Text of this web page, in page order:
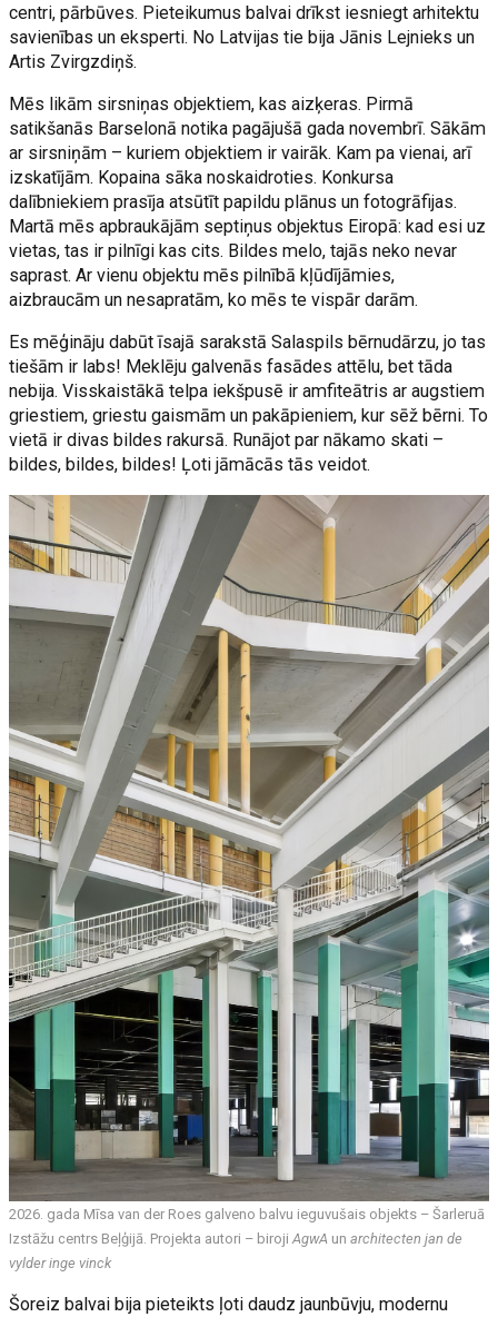
centri, pārbūves. Pieteikumus balvai drīkst iesniegt arhitektu
savienības un eksperti. No Latvijas tie bija Jānis Lejnieks un
Artis Zvirgzdiņš.
Mēs likām sirsniņas objektiem, kas aizķeras. Pirmā
satikšanās Barselonā notika pagājušā gada novembrī. Sākām
ar sirsniņām – kuriem objektiem ir vairāk. Kam pa vienai, arī
izskatījām. Kopaina sāka noskaidroties. Konkursa
dalībniekiem prasīja atsūtīt papildu plānus un fotogrāfijas.
Martā mēs apbraukājām septiņus objektus Eiropā: kad esi uz
vietas, tas ir pilnīgi kas cits. Bildes melo, tajās neko nevar
saprast. Ar vienu objektu mēs pilnībā kļūdījāmies,
aizbraucām un nesapratām, ko mēs te vispār darām.
Es mēģināju dabūt īsajā sarakstā Salaspils bērnudārzu, jo tas
tiešām ir labs! Meklēju galvenās fasādes attēlu, bet tāda
nebija. Visskaistākā telpa iekšpusē ir amfiteātris ar augstiem
griestiem, griestu gaismām un pakāpieniem, kur sēž bērni. To
vietā ir divas bildes rakursā. Runājot par nākamo skati –
bildes, bildes, bildes! Ļoti jāmācās tās veidot.
2026. gada Mīsa van der Roes galveno balvu ieguvušais objekts – Šarleruā
Izstāžu centrs Beļģijā. Projekta autori – birojiAgwA unarchitecten jan de
vylder inge vinck
Šoreiz balvai bija pieteikts ļoti daudz jaunbūvju, modernu